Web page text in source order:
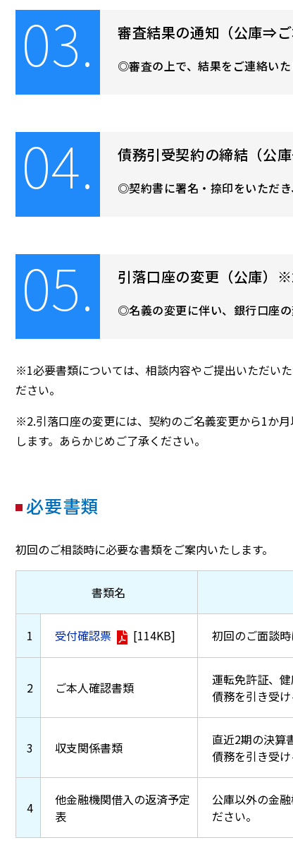
03. 審査結果の通知（公庫⇒ご
審査の上で、結果をご連絡いた
04. 債務引受契約の締結（公
契約書に署名・捺印をいただ
05. 引落口座の変更（公庫）
名義の変更に伴い、銀行口座の
※1必要書類については、相談内容やご提出いただい
ださい。
※2.引落口座の変更には、契約のご名義変更から1か
します。あらかじめご了承ください。
必要書類
初回のご相談時に必要な書類をご案内いたします。
書類名
1 受付確認票 [114KB] 初回のご面談
2 ご本人確認書類
運転免許証、
債務を引き受
3 収支関係書類
直近2期の決算
債務を引き受
4
他金融機関借入の返済予定
表
公庫以外の金
ださい。